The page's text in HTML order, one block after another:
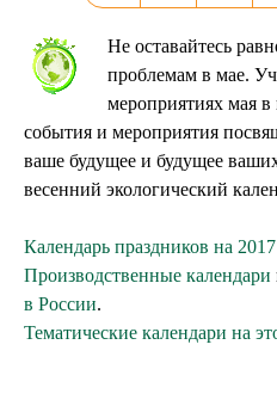
Не оставайтесь
проблемам в мае.
мероприятиях мая
события и мероприятия
ваше будущее и будущее
весенний экологический
Календарь праздников на
Производственные календари
в России.
Тематические календари на